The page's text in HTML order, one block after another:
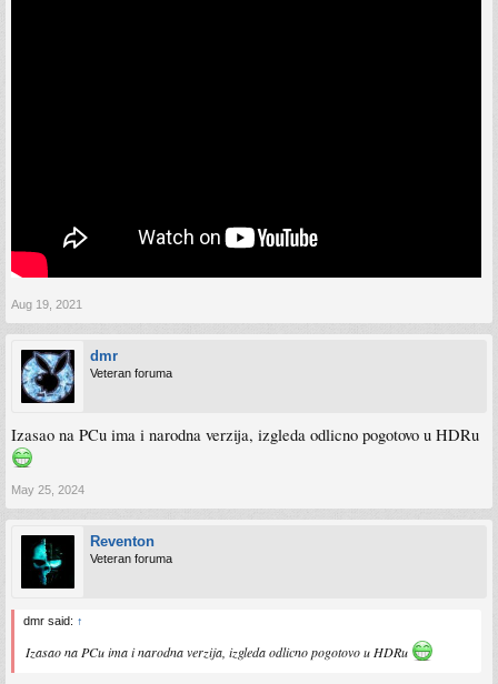
Aug 19, 2021
dmr
Veteran foruma
Izasao na PCu ima i narodna verzija, izgleda odlicno pogotovo u HDRu
May 25, 2024
Reventon
Veteran foruma
dmr said: ↑
Izasao na PCu ima i narodna verzija, izgleda odlicno pogotovo u HDRu